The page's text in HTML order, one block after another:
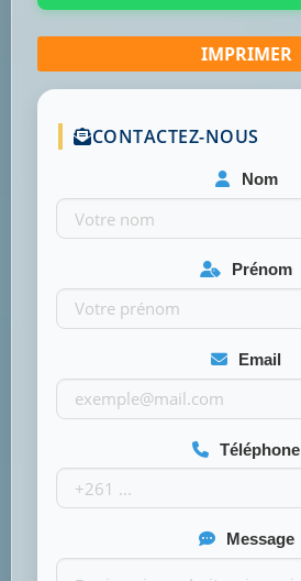
CONTACTEZ-NOUS
Nom
Prénom
Email
Téléphone
Message